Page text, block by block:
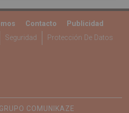
Contacto
Publicidad
Seguridad Protección De Datos
COMUNIKAZE